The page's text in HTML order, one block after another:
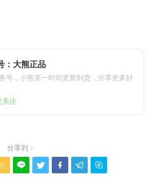
：大熊正品
号，小熊第一时间更新到货，分享更多好
注
分享到：
    